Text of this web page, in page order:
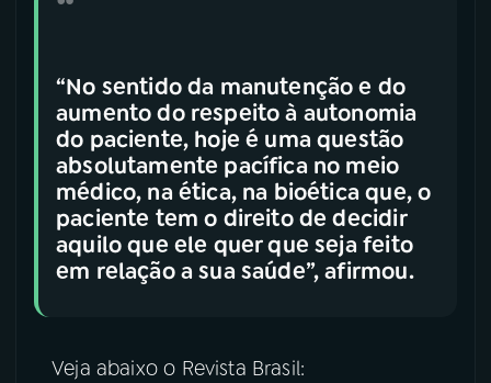
“No sentido da manutenção e do
aumento do respeito à autonomia
do paciente, hoje é uma questão
absolutamente pacífica no meio
médico, na ética, na bioética que, o
paciente tem o direito de decidir
aquilo que ele quer que seja feito
em relação a sua saúde”, afirmou.
Veja abaixo o Revista Brasil: